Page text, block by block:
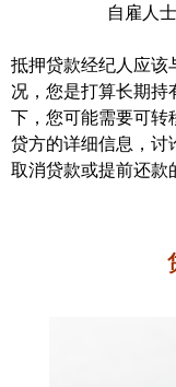
自雇人
抵押贷款经纪人应该
况，您是打算长期持
下，您可能需要可转
贷方的详细信息，讨
取消贷款或提前还款